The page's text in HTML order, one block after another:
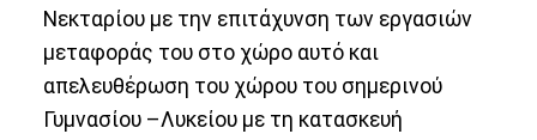
Νεκταρίου με την επιτάχυνση των εργασιών
μεταφοράς του στο χώρο αυτό και
απελευθέρωση του χώρου του σημερινού
Γυμνασίου –Λυκείου με τη κατασκευή